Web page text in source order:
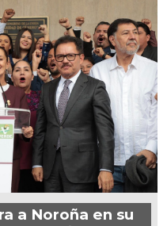
a Noroña en su